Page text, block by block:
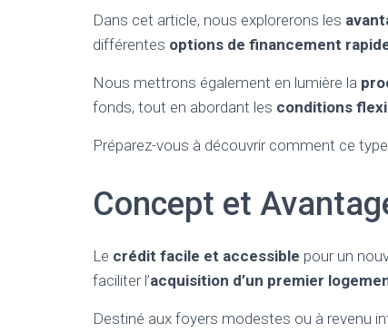
Dans cet article, nous explorerons les
différentes options de financement
Nous mettrons également en lumière la
fonds, tout en abordant les conditions
Préparez-vous à découvrir comment ce
Concept et
Le crédit facile et accessible pour un
faciliter l’acquisition d’un premier
Destiné aux foyers modestes ou à revenu